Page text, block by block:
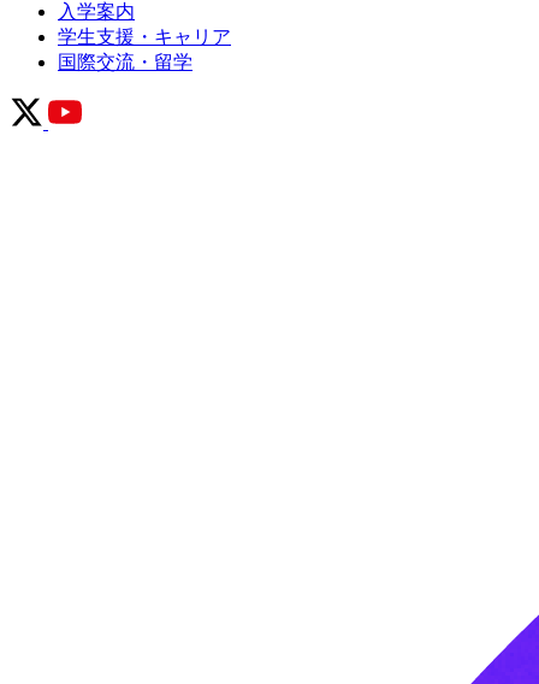
入学案内
学生支援・キャリア
国際交流・留学